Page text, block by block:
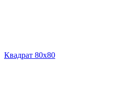
Квадрат 80х80